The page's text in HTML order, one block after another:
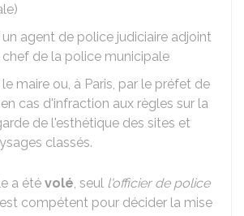
un agent de police judiciaire adjoint
chef de la police municipale
maire ou, à Paris, par le préfet de
cas d'infraction aux règles sur la
de l'esthétique des sites et
classés.
a été volé, seul l'officier de police
compétent pour décider la mise